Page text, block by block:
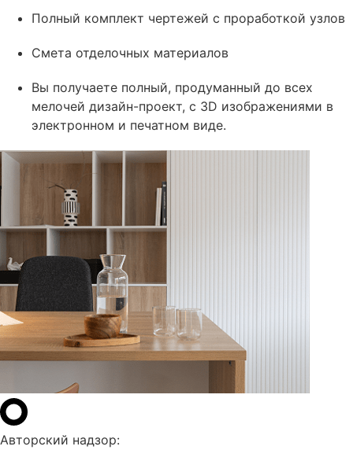
Полный комплект чертежей с проработкой узлов
Смета отделочных материалов
Вы получаете полный, продуманный до всех
мелочей дизайн-проект, с 3D изображениями в
электронном и печатном виде.
Авторский надзор: